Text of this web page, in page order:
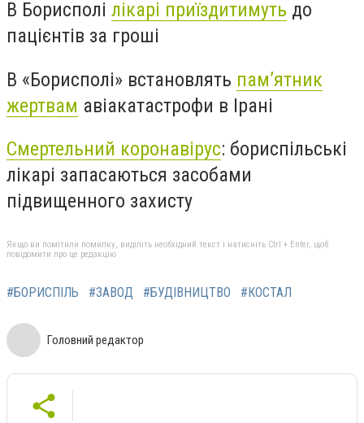
В Борисполі лікарі приїздитимуть до
пацієнтів за гроші
В «Борисполі» встановлять пам’ятник
жертвам авіакатастрофи в Ірані
Смертельний коронавірус: бориспільські
лікарі запасаються засобами
підвищенного захисту
Якщо ви помітили помилку, виділіть необхідний текст і натисніть Ctrl + Enter, щоб
повідомити про це редакцію
#БОРИСПІЛЬ #ЗАВОД #БУДІВНИЦТВО #КОСТАЛ
Головний редактор